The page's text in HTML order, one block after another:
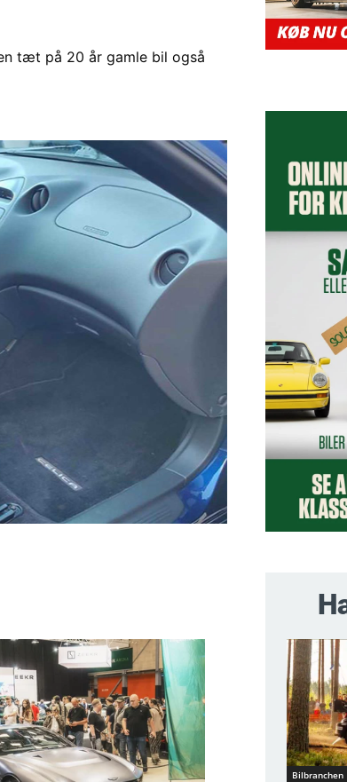
tæt på 20 år gamle bil også
Bilbranchen